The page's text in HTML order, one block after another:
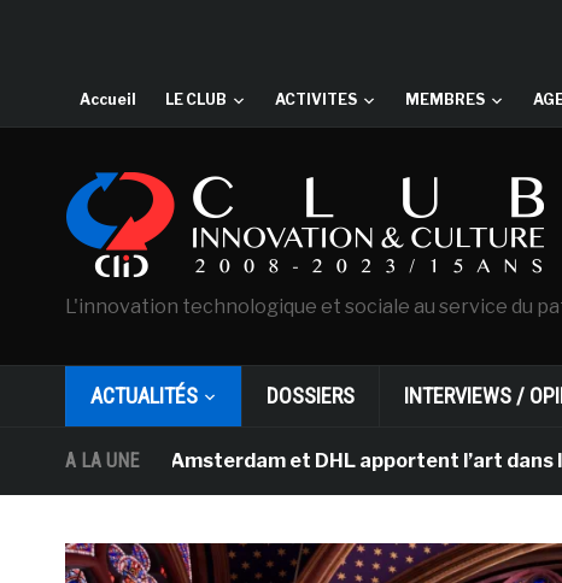
Accueil LE CLUB ACTIVITES MEMBRES
L'innovation technologique et sociale au service du
ACTUALITÉS DOSSIERS INTERVIEWS /
A LA UNE
Gogh d’Amsterdam et DHL apportent l’art dans les